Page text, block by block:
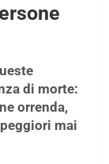
di morte:
orrenda,
mai